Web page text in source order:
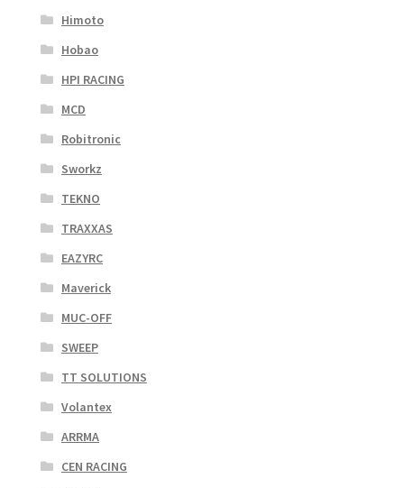
Himoto
Hobao
HPI RACING
MCD
Robitronic
Sworkz
TEKNO
TRAXXAS
EAZYRC
Maverick
MUC-OFF
SWEEP
TT SOLUTIONS
Volantex
ARRMA
CEN RACING